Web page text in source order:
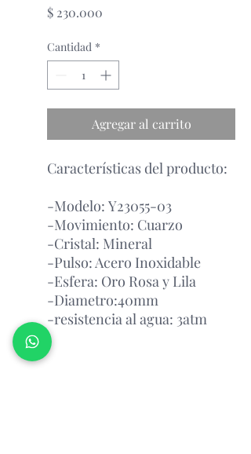
$ 230.000
Cantidad *
Agregar al carrito
Características del producto:
-Modelo: Y23055-03
-Movimiento: Cuarzo
-Cristal: Mineral
-Pulso: Acero Inoxidable
-Esfera: Oro Rosa y Lila
-Diametro:40mm
-resistencia al agua: 3atm